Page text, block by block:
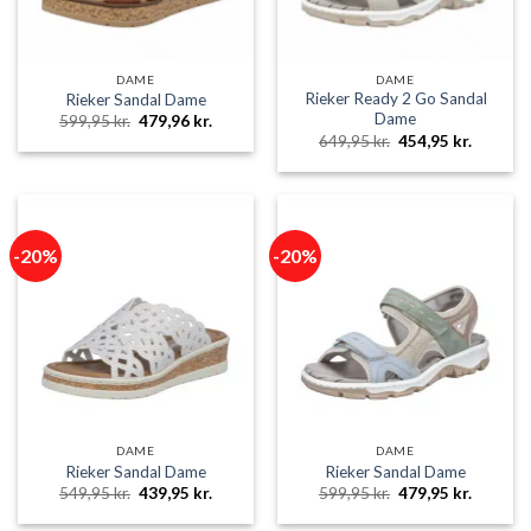
DAME
Rieker Sandal Dame
599,95kr. Den
oprindelige
pris
479,96 kr.Den
pris
479,96 kr..
DAME
Rieker Ready 2 Go Sandal
Dame
649,95kr. Den
oprindelige
pris
454,95 kr.
pris
-20%
DAME
Rieker Sandal Dame
549,95kr. Den
oprindelige
pris
439,95 kr.
pris
-20%
DAME
Rieker Sandal Dame
599,95kr. Den
oprindelige
pris
479,95 kr.
pris